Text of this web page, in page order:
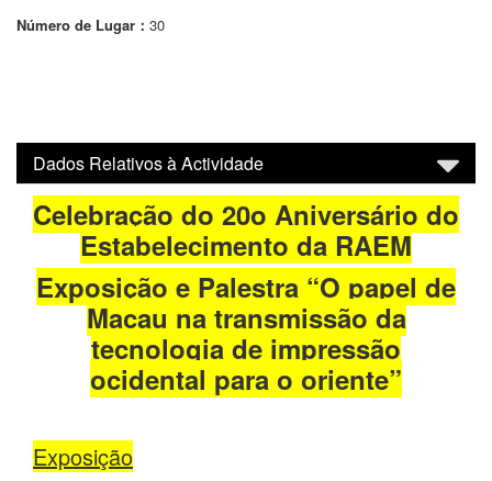
Número de Lugar： 30
Dados Relativos à Actividade
Celebração do 20o Aniversário do
Estabelecimento da RAEM
Exposição e Palestra “O papel de
Macau na transmissão da
tecnologia de impressão
ocidental para o oriente”
Exposição